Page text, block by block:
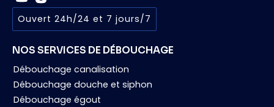
Ouvert 24h/24 et 7 jours/7
NOS SERVICES DE DÉBOUCHAGE
Débouchage canalisation
Débouchage douche et siphon
Débouchage égout